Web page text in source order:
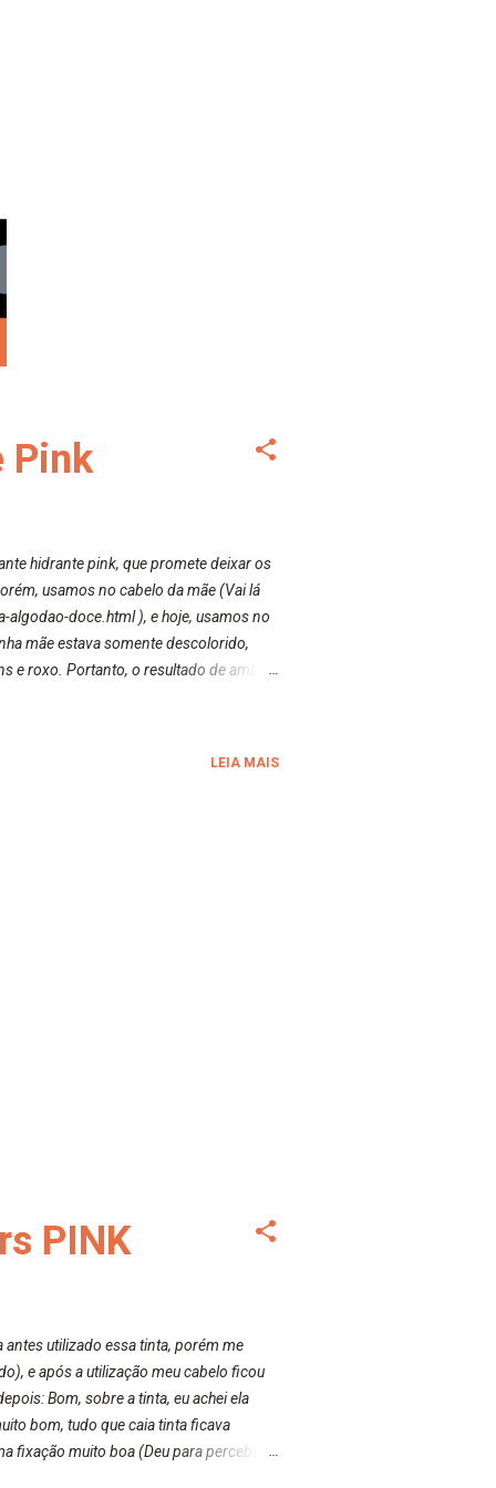
Pink
hidrante pink, que promete deixar os
usamos no cabelo da mãe (Vai lá
doce.html ), e hoje, usamos no
mãe estava somente descolorido,
e roxo. Portanto, o resultado de ambas
LEIA MAIS
PINK
utilizado essa tinta, porém me
e após a utilização meu cabelo ficou
Bom, sobre a tinta, eu achei ela
bom, tudo que caia tinta ficava
fixação muito boa (Deu para perceber